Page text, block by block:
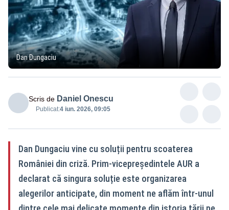
Dan Dungaciu
Scris de Daniel Onescu
Publicat:4 iun. 2026, 09:05
Dan Dungaciu vine cu soluții pentru scoaterea
României din criză. Prim-vicepreședintele AUR a
declarat că singura soluție este organizarea
alegerilor anticipate, din moment ne aflăm într-unul